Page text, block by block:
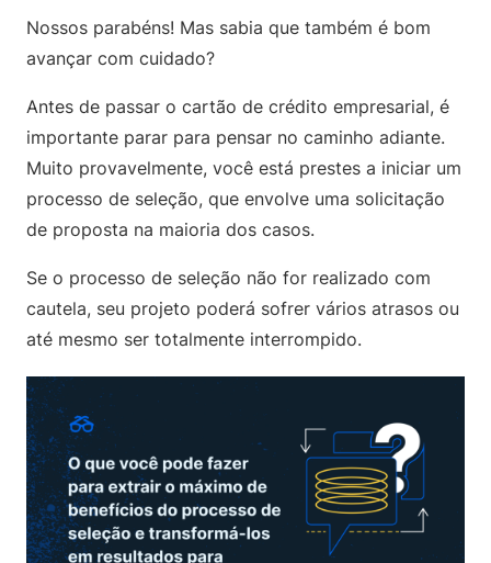
Nossos parabéns! Mas sabia que também é bom
avançar com cuidado?
Antes de passar o cartão de crédito empresarial, é
importante parar para pensar no caminho adiante.
Muito provavelmente, você está prestes a iniciar um
processo de seleção, que envolve uma solicitação
de proposta na maioria dos casos.
Se o processo de seleção não for realizado com
cautela, seu projeto poderá sofrer vários atrasos ou
até mesmo ser totalmente interrompido.